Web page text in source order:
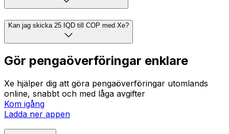
Kan jag skicka 25 IQD till COP med Xe?
Gör pengaöverföringar enklare
Xe hjälper dig att göra pengaöverföringar utomlands
online, snabbt och med låga avgifter
Kom igång
Ladda ner appen